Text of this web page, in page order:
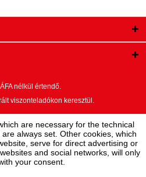
nélkül értendő.
viszonteladókon keresztül.
are necessary for the technical
always set. Other cookies, which
serve for direct advertising or
and social networks, will only
your consent.